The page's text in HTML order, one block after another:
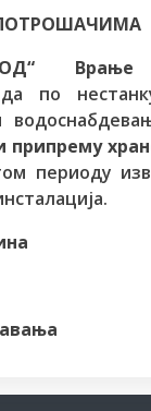
Врање
да по
припрему
периоду